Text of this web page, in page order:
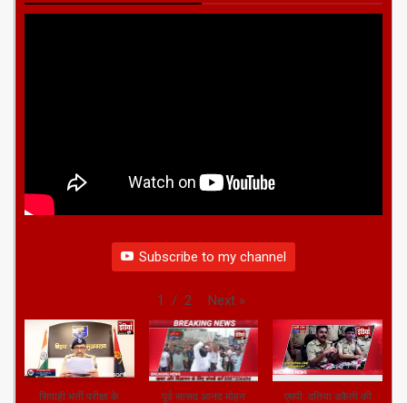
Subscribe to my channel
1 / 2 Next »
सिपाही भर्ती परीक्षा के
पूर्व सांसद आनंद मोहन
एमपी: दतिया डकैती की